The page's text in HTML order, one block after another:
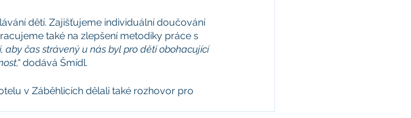
dětí. Zajišťujeme individuální doučování
také na zlepšení metodiky práce s
aby čas strávený u nás byl pro děti obohacující
dodává Šmídl.
v Záběhlicích dělali také rozhovor pro